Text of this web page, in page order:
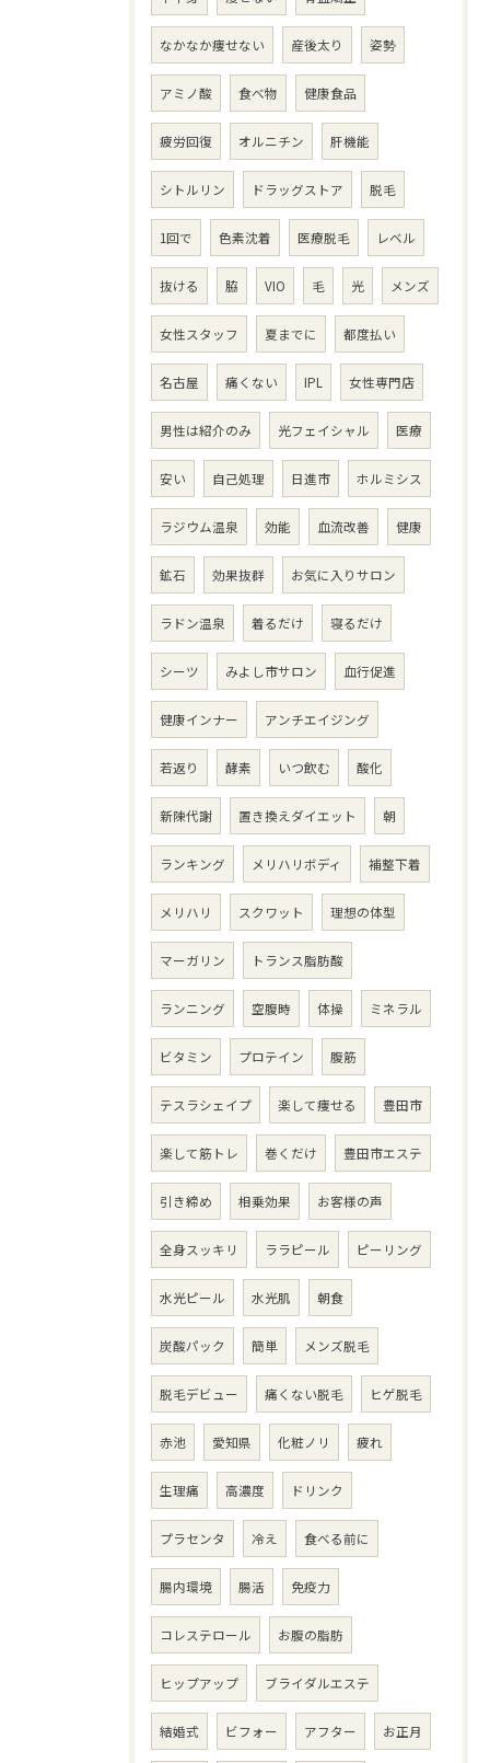
なかなか痩せない 産後太り 姿勢
アミノ酸 食べ物 健康食品
疲労回復 オルニチン 肝機能
シトルリン ドラッグストア 脱毛
1回で 色素沈着 医療脱毛 レベル
抜ける 脇 VIO 毛 光 メンズ
女性スタッフ 夏までに 都度払い
名古屋 痛くない IPL 女性専門店
男性は紹介のみ 光フェイシャル 医療
安い 自己処理 日進市 ホルミシス
ラジウム温泉 効能 血流改善 健康
鉱石 効果抜群 お気に入りサロン
ラドン温泉 着るだけ 寝るだけ
シーツ みよし市サロン 血行促進
健康インナー アンチエイジング
若返り 酵素 いつ飲む 酸化
新陳代謝 置き換えダイエット 朝
ランキング メリハリボディ 補整下着
メリハリ スクワット 理想の体型
マーガリン トランス脂肪酸
ランニング 空腹時 体操 ミネラル
ビタミン プロテイン 腹筋
テスラシェイプ 楽して痩せる 豊田市
楽して筋トレ 巻くだけ 豊田市エステ
引き締め 相乗効果 お客様の声
全身スッキリ ララピール ピーリング
水光ピール 水光肌 朝食
炭酸パック 簡単 メンズ脱毛
脱毛デビュー 痛くない脱毛 ヒゲ脱毛
赤池 愛知県 化粧ノリ 疲れ
生理痛 高濃度 ドリンク
プラセンタ 冷え 食べる前に
腸内環境 腸活 免疫力
コレステロール お腹の脂肪
ヒップアップ ブライダルエステ
結婚式 ビフォー アフター お正月